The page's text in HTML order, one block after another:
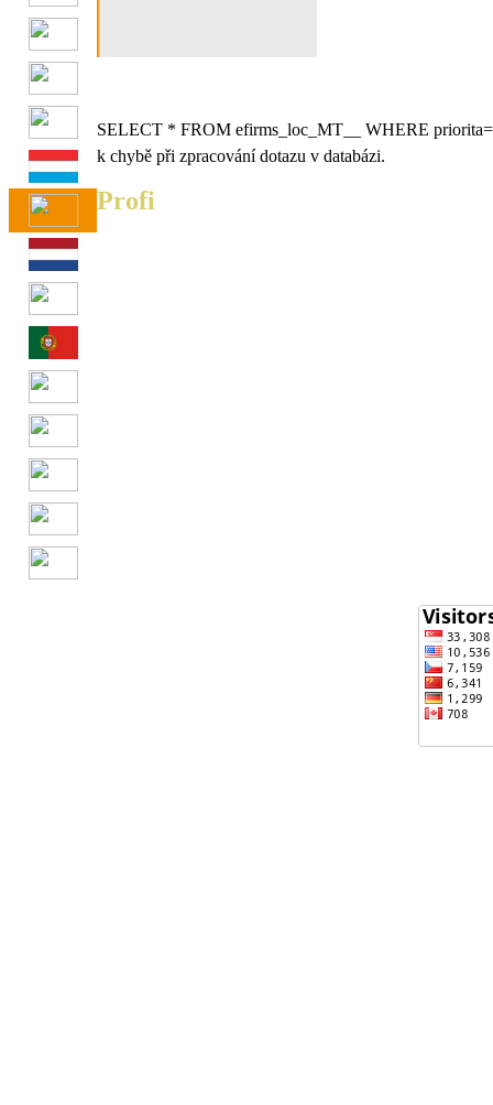
SELECT * FROM efirms_loc_MT__ WHERE
k chybě při zpracování dotazu v databázi.
Profi